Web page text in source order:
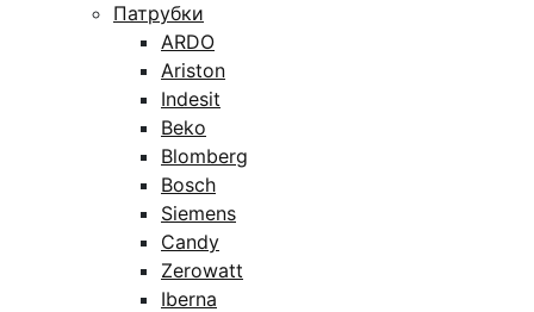
Патрубки
ARDO
Ariston
Indesit
Beko
Blomberg
Bosch
Siemens
Candy
Zerowatt
Iberna